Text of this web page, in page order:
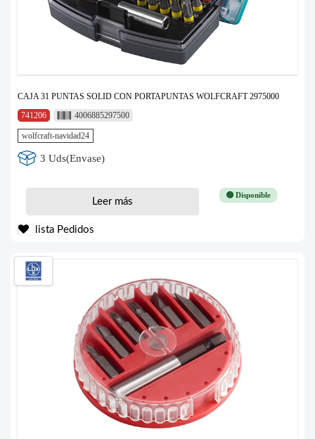
CAJA 31 PUNTAS SOLID CON PORTAPUNTAS WOLFCRAFT 2975000
741206
4006885297500
wolfcraft-navidad24
3 Uds(Envase)
🟢 Disponible
Leer más
lista Pedidos